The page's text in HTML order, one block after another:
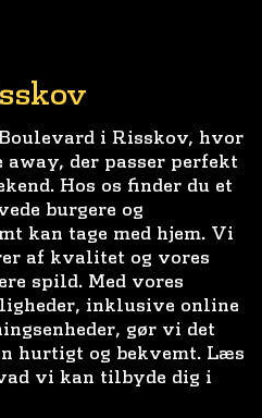
i Risskov, hvor
der passer perfekt
Hos os finder du et
burgere og
kan tage med hjem. Vi
af kvalitet og vores
spild. Med vores
inklusive online
gør vi det
hurtigt og bekvemt. Læs
vi kan tilbyde dig i